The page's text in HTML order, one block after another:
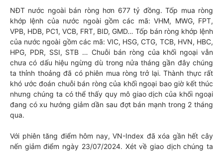
NĐT nước ngoài bán ròng hơn 677 tỷ đồng. Tốp mua ròng
khớp lệnh của nước ngoài gồm các mã: VHM, MWG, FPT,
VPB, HDB, PC1, VCB, FRT, BID, GMD… Tốp bán ròng khớp lệnh
của nước ngoài gồm các mã: VIC, HSG, CTG, TCB, HVN, HBC,
HPG, PDR, SSI, STB … Chuỗi bán ròng của khối ngoại vẫn
chưa có dấu hiệu ngừng dù trong nửa tháng gần đây chúng
ta thỉnh thoảng đã có phiên mua ròng trở lại. Thành thực rất
khó ước đoán chuỗi bán ròng của khối ngoại bao giờ kết thúc
nhưng chúng ta có thể thấy quy mô giao dịch của khối ngoại
đang có xu hướng giảm dần sau đợt bán mạnh trong 2 tháng
qua.
Với phiên tăng điểm hôm nay, VN-Index đã xóa gần hết cây
nến giảm điểm ngày 23/07/2024. Xét về giao dịch chúng ta